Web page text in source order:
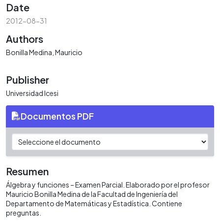
Date
2012-08-31
Authors
Bonilla Medina, Mauricio
Publisher
Universidad Icesi
Documentos PDF
Resumen
Álgebra y funciones – Examen Parcial. Elaborado por el profesor
Mauricio Bonilla Medina de la Facultad de Ingeniería del
Departamento de Matemáticas y Estadística. Contiene
preguntas.